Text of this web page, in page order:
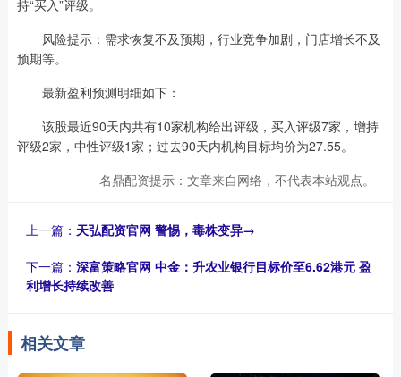
持“买入”评级。
风险提示：需求恢复不及预期，行业竞争加剧，门店增长不及
预期等。
最新盈利预测明细如下：
该股最近90天内共有10家机构给出评级，买入评级7家，增持
评级2家，中性评级1家；过去90天内机构目标均价为27.55。
名鼎配资提示：文章来自网络，不代表本站观点。
上一篇： 天弘配资官网 警惕，毒株变异→
下一篇： 深富策略官网 中金：升农业银行目标价至6.62港元 盈
利增长持续改善
相关文章